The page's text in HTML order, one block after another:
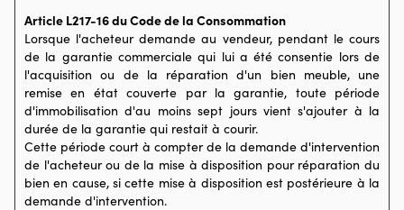
Article L217-16 du Code de la Consommation
Lorsque l'acheteur demande au vendeur, pendant le cours
de la garantie commerciale qui lui a été consentie lors de
l'acquisition ou de la réparation d'un bien meuble, une
remise en état couverte par la garantie, toute période
d'immobilisation d'au moins sept jours vient s'ajouter à la
durée de la garantie qui restait à courir.
Cette période court à compter de la demande d'intervention
de l'acheteur ou de la mise à disposition pour réparation du
bien en cause, si cette mise à disposition est postérieure à la
demande d'intervention.